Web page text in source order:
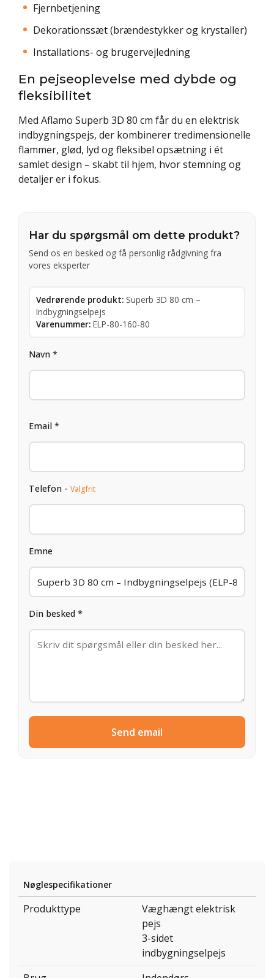
Fjernbetjening
Dekorationssæt (brændestykker og krystaller)
Installations- og brugervejledning
En pejseoplevelse med dybde og
fleksibilitet
Med Aflamo Superb 3D 80 cm får du en elektrisk
indbygningspejs, der kombinerer tredimensionelle
flammer, glød, lyd og fleksibel opsætning i ét
samlet design – skabt til hjem, hvor stemning og
detaljer er i fokus.
Har du spørgsmål om dette produkt?
Send os en besked og få personlig rådgivning fra
vores eksperter
Vedrørende produkt: Superb 3D 80 cm –
Indbygningselpejs
Varenummer: ELP-80-160-80
Navn *
Email *
Telefon - Valgfrit
Emne
Din besked *
Send email
Nøglespecifikationer
Produkttype
Væghængt elektrisk
pejs
3-sidet
indbygningselpejs